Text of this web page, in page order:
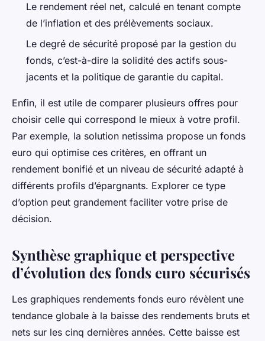
Le rendement réel net, calculé en tenant compte
de l’inflation et des prélèvements sociaux.
Le degré de sécurité proposé par la gestion du
fonds, c’est-à-dire la solidité des actifs sous-
jacents et la politique de garantie du capital.
Enfin, il est utile de comparer plusieurs offres pour
choisir celle qui correspond le mieux à votre profil.
Par exemple, la solution netissima propose un fonds
euro qui optimise ces critères, en offrant un
rendement bonifié et un niveau de sécurité adapté à
différents profils d’épargnants. Explorer ce type
d’option peut grandement faciliter votre prise de
décision.
Synthèse graphique et perspective
d’évolution des fonds euro sécurisés
Les graphiques rendements fonds euro révèlent une
tendance globale à la baisse des rendements bruts et
nets sur les cinq dernières années. Cette baisse est